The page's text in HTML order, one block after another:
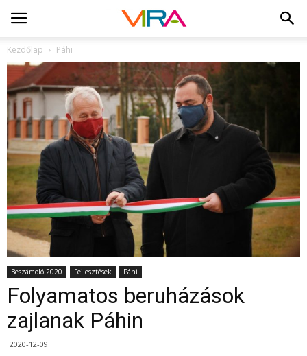
Kezdőlap Páhi
Beszámoló 2020 Fejlesztések Páhi
Folyamatos beruházások
zajlanak Páhin
2020-12-09